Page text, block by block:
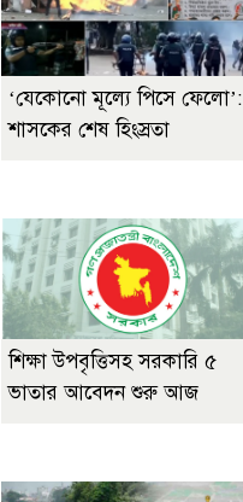
‘যেকোনো মূল্যে পিসে ফেলো’:
শাসকের শেষ হিংস্রতা
শিক্ষা উপবৃত্তিসহ সরকারি ৫
ভাতার আবেদন শুরু আজ